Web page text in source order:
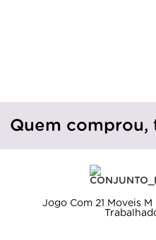
Quem comprou,
Jogo Com 21 Moveis